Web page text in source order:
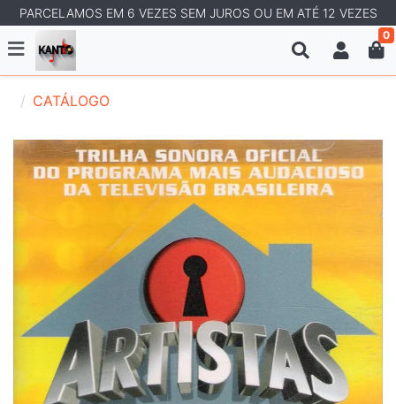
PARCELAMOS EM 6 VEZES SEM JUROS OU EM ATÉ 12 VEZES
0
CATÁLOGO